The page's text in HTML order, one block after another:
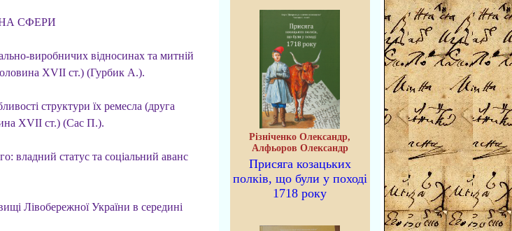
СФЕРИ
виробничих відносинах та митній
XVII ст.) (Гурбик А.).
структури їх ремесла (друга
XVII ст.) (Сас П.).
владний статус та соціальний аванс
Лівобережної України в середині
Різніченко Олександр,
Алфьоров Олександр
Присяга козацьких
полків, що були у поході
1718 року